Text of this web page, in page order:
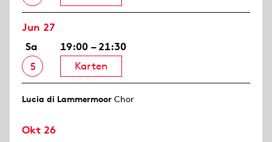
Jun 27
Sa
5
19:00 – 21:30
Karten
Lucia di Lammermoor Chor
Okt 26